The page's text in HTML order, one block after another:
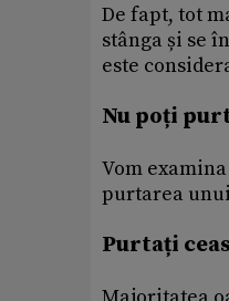
De fapt, tot
stânga și se
este
Nu poți
Vom
purtarea
Purtați